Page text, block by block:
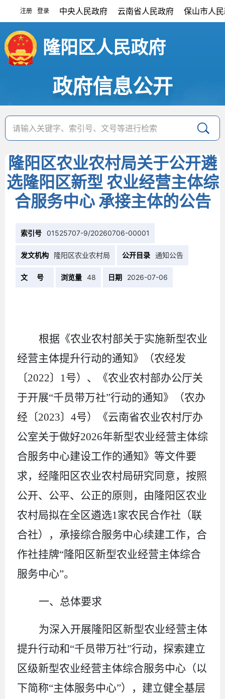
注册 登录 中央人民政府 云南省人民政府 保山市人
隆阳区人民政府
政府信息公开
隆阳区农业农村局关于公开遴
选隆阳区新型 农业经营主体综
合服务中心 承接主体的公告
索引号 01525707-9/20260706-00001
发文机构 隆阳区农业农村局 公开目录 通知公告
文 号 浏览量 48 日期 2026-07-06
根据《农业农村部关于实施新型农业
经营主体提升行动的通知》（农经发
〔2022〕 1 号）、《农业农村部办公厅关
于开展“千员带万社”行动的通知》（农办
经〔2023〕 4号）《云南省农业农村厅办
公室关于做好2026年新型农业经营主体综
合服务中心建设工作的通知》等文件要
求，经隆阳区农业农村局研究同意，按照
公开、公平、公正的原则，由隆阳区农业
农村局拟在全区遴选1 家农民合作社 （联
合社） ，承接综合服务中心续建工作，合
作社挂牌“隆阳区新型农业经营主体综合
服务中心”。
一、总体要求
为深入开展隆阳区新型农业经营主体
提升行动和“千员带万社”行动，探索建立
区级新型农业经营主体综合服务中心 （以
下简称“主体服务中心”）
，建立健全基层